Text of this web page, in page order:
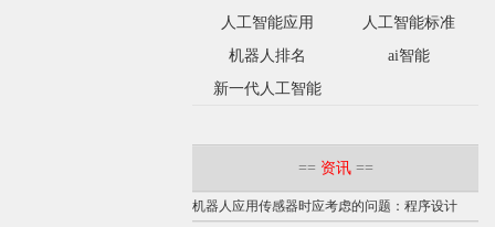
人工智能应用
人工智能标准
机器人排名
ai智能
新一代人工智能
== 资讯==
机器人应用传感器时应考虑的问题：程序设计